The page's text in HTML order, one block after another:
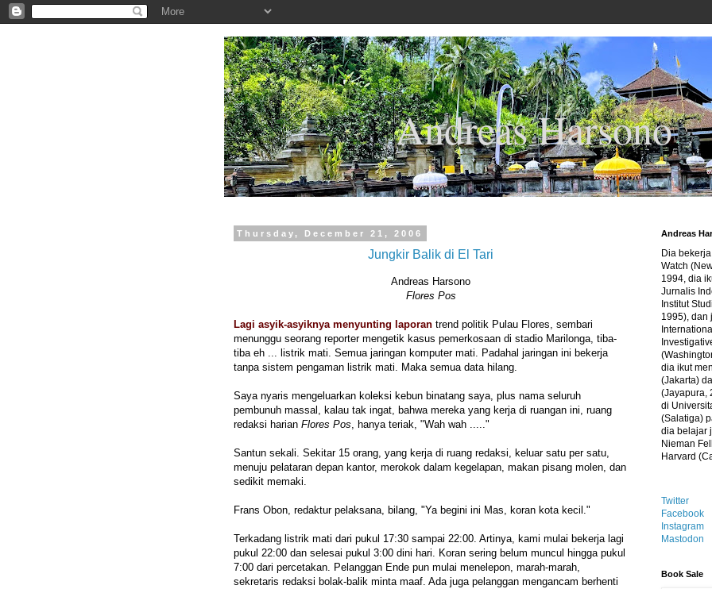
.
Andreas Harsono
Thursday, December 21, 2006
Jungkir Balik di El Tari
Andreas Harsono
Flores Pos
Lagi asyik-asyiknya menyunting laporan trend politik Pulau Flores, sembari
menunggu seorang reporter mengetik kasus pemerkosaan di stadio Marilonga, tiba-
tiba eh ... listrik mati. Semua jaringan komputer mati. Padahal jaringan ini bekerja
tanpa sistem pengaman listrik mati. Maka semua data hilang.
Saya nyaris mengeluarkan koleksi kebun binatang saya, plus nama seluruh
pembunuh massal, kalau tak ingat, bahwa mereka yang kerja di ruangan ini, ruang
redaksi harian Flores Pos, hanya teriak, "Wah wah ....."
Santun sekali. Sekitar 15 orang, yang kerja di ruang redaksi, keluar satu per satu,
menuju pelataran depan kantor, merokok dalam kegelapan, makan pisang molen, dan
sedikit memaki.
Frans Obon, redaktur pelaksana, bilang, "Ya begini ini Mas, koran kota kecil."
Terkadang listrik mati dari pukul 17:30 sampai 22:00. Artinya, kami mulai bekerja lagi
pukul 22:00 dan selesai pukul 3:00 dini hari. Koran sering belum muncul hingga pukul
7:00 dari percetakan. Pelanggan Ende pun mulai menelepon, marah-marah,
sekretaris redaksi bolak-balik minta maaf. Ada juga pelanggan mengancam berhenti
Andreas
Dia
Watch
1994, dia
Jurnalis
Institut
1995), dan
dia ikut
(Jakarta)
(Jayapura,
di
(Salatiga)
dia belajar
Nieman
Harvard
Twitter
Facebook
Instagram
Mastodon
Book Sale